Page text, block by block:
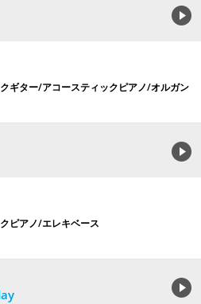
ギター/アコースティックピアノ/オルガン
ピアノ/エレキベース